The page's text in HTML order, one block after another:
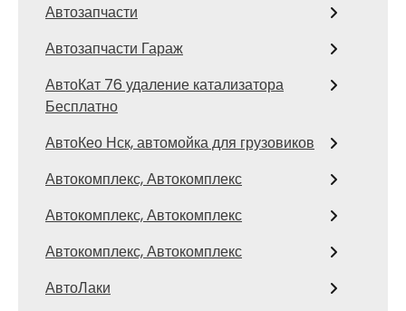
Автозапчасти
Автозапчасти Гараж
АвтоКат 76 удаление катализатора
Бесплатно
АвтоКео Нск, автомойка для грузовиков
Автокомплекс, Автокомплекс
Автокомплекс, Автокомплекс
Автокомплекс, Автокомплекс
АвтоЛаки